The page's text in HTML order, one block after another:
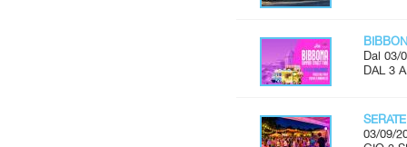
Dal 03/
DAL 3
03/09/